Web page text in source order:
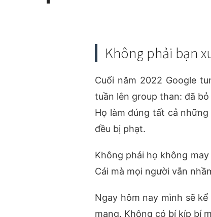
Không phải bạn
Cuối năm 2022 Google
tuần lên group than: đã
Họ làm đúng tất cả
đều bị phạt.
Không phải họ không
Cái mà mọi người vẫn
Ngay hôm nay mình sẽ
mạng. Không có bí kíp bí